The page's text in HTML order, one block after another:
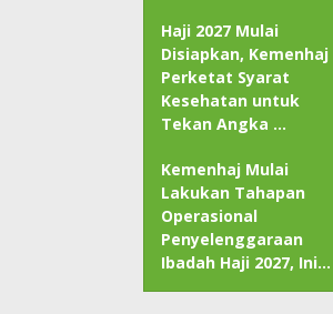
Haji 2027 Mulai
Disiapkan, Kemenhaj
Perketat Syarat
Kesehatan untuk
Tekan Angka …
Kemenhaj Mulai
Lakukan Tahapan
Operasional
Penyelenggaraan
Ibadah Haji 2027, Ini…